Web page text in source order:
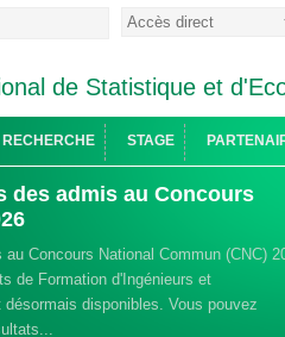
de Statistique et
RECHERCHE STAGE
des admis au Concours
Concours National Commun (CNC)
de Formation d'Ingénieurs et
disponibles. Vous pouvez